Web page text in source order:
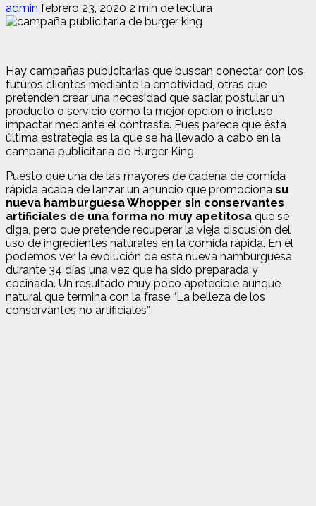
admin febrero 23, 2020 2 min de lectura
Hay campañas publicitarias que buscan conectar con los
futuros clientes mediante la emotividad, otras que
pretenden crear una necesidad que saciar, postular un
producto o servicio como la mejor opción o incluso
impactar mediante el contraste. Pues parece que ésta
última estrategia es la que se ha llevado a cabo en la
campaña publicitaria de Burger King.
Puesto que una de las mayores de cadena de comida
rápida acaba de lanzar un anuncio que promociona su
nueva hamburguesa Whopper sin conservantes
artificiales de una forma no muy apetitosa que se
diga, pero que pretende recuperar la vieja discusión del
uso de ingredientes naturales en la comida rápida. En él
podemos ver la evolución de esta nueva hamburguesa
durante 34 días una vez que ha sido preparada y
cocinada. Un resultado muy poco apetecible aunque
natural que termina con la frase “La belleza de los
conservantes no artificiales”.